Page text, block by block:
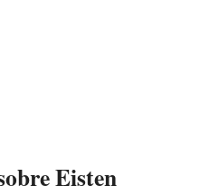
Eisten